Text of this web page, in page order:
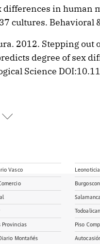
differences in human
cultures. Behavioral
2012. Stepping out
degree of sex
Science
Vasco
Provincias
Montañés
Piso